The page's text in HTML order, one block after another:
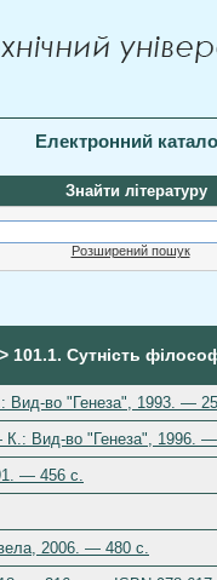
Електронний
Знайти літературу
Розширений пошук
101.1. Сутність
Вид-во "Генеза", 1993. —
К.: Вид-во "Генеза", 1996.
— 456 с.
2006. — 480 с.